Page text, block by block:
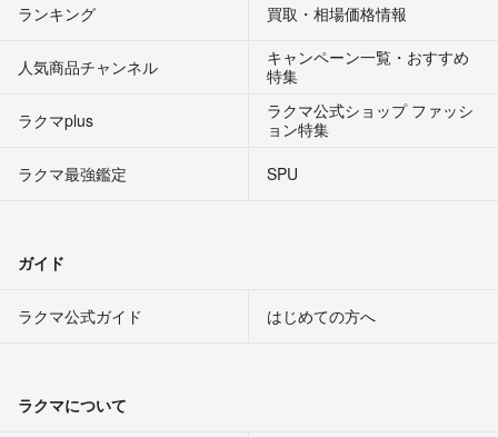
ランキング 買取・相場価格情報
人気商品チャンネル
キャンペーン一覧・おすすめ
特集
ラクマplus
ラクマ公式ショップ ファッシ
ョン特集
ラクマ最強鑑定
SPU
ガイド
ラクマ公式ガイド はじめての方へ
ラクマについて